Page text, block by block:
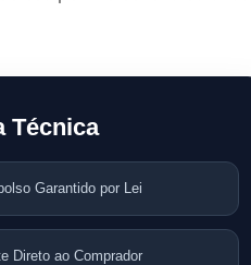
Técnica
Garantido por Lei
Direto ao Comprador